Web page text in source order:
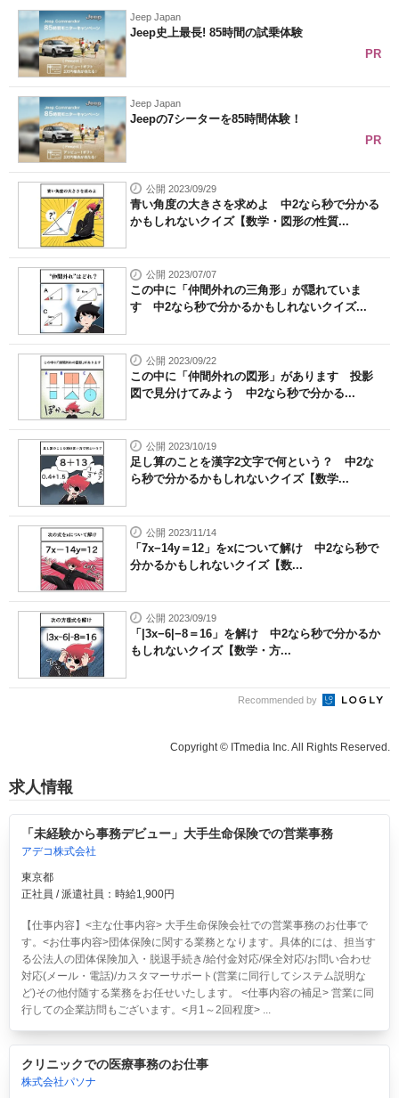
Jeep Japan
Jeep史上最長! 85時間の試乗体験
PR
Jeep Japan
Jeepの7シーターを85時間体験！
PR
公開 2023/09/29
青い角度の大きさを求めよ 中2なら秒で分かる
かもしれないクイズ【数学・図形の性質...
公開 2023/07/07
この中に「仲間外れの三角形」が隠れていま
す 中2なら秒で分かるかもしれないクイズ...
公開 2023/09/22
この中に「仲間外れの図形」があります 投影
図で見分けてみよう 中2なら秒で分かる...
公開 2023/10/19
足し算のことを漢字2文字で何という？ 中2な
ら秒で分かるかもしれないクイズ【数学...
公開 2023/11/14
「7x−14y＝12」をxについて解け 中2なら秒で
分かるかもしれないクイズ【数...
公開 2023/09/19
「|3x−6|−8＝16」を解け 中2なら秒で分かるか
もしれないクイズ【数学・方...
Recommended by
Copyright © ITmedia Inc. All Rights Reserved.
求人情報
「未経験から事務デビュー」大手生命保険での営業事務
アデコ株式会社
東京都
正社員 / 派遣社員：時給1,900円
【仕事内容】<主な仕事内容> 大手生命保険会社での営業事務のお仕事で
す。<お仕事内容>団体保険に関する業務となります。具体的には、担当す
る公法人の団体保険加入・脱退手続き/給付金対応/保全対応/お問い合わせ
対応(メール・電話)/カスタマーサポート(営業に同行してシステム説明な
ど)その他付随する業務をお任せいたします。 <仕事内容の補足> 営業に同
行しての企業訪問もございます。<月1～2回程度> ...
クリニックでの医療事務のお仕事
株式会社パソナ